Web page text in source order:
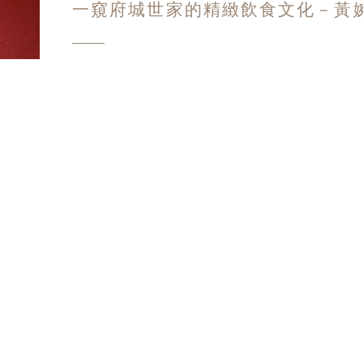
一窺府城世家的精緻飲食文化－黃